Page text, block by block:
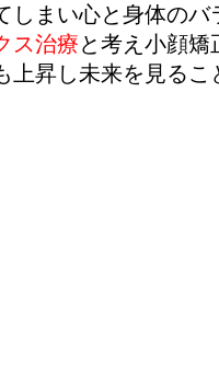
まい心と身体の
ス治療と考え小顔
昇し未来を見るこ